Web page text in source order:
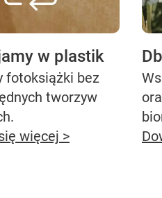
w plastik
fotoksiążki bez
tworzyw
więcej >